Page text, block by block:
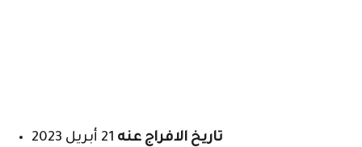
تاريخ الافراج عنه 21 أبريل 2023